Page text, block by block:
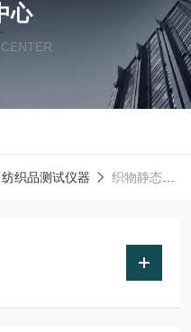
心
纺织品测试仪器 织物静态拉伸回复测试仪